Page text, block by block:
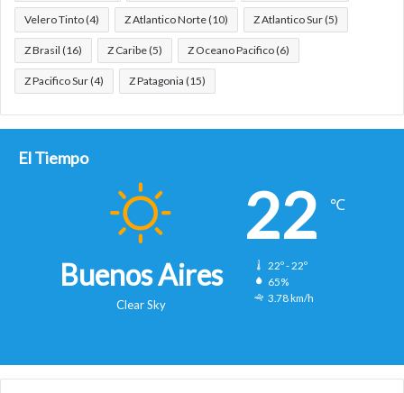
Velero Tinto(4) Z Atlantico Norte(10) Z Atlantico Sur(5)
Z Brasil (16) Z Caribe(5) Z Oceano Pacifico(6)
Z Pacifico Sur(4) Z Patagonia (15)
El Tiempo
Buenos Aires
Clear Sky
22 ℃
22º - 22º
65%
3.78 km/h